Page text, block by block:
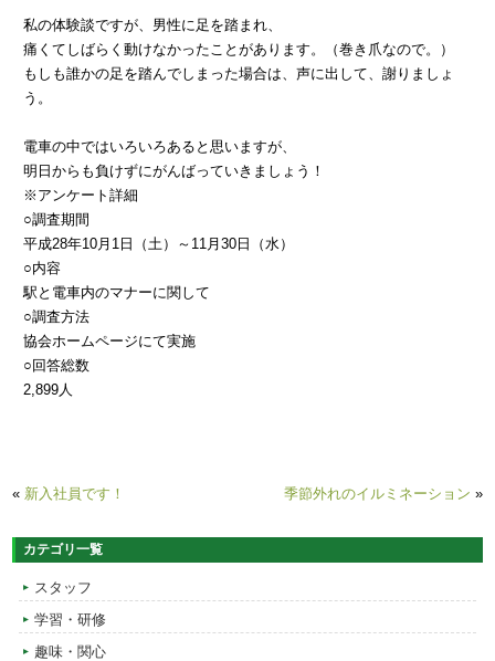
私の体験談ですが、男性に足を踏まれ、
痛くてしばらく動けなかったことがあります。（巻き爪なので。）
もしも誰かの足を踏んでしまった場合は、声に出して、謝りましょ
う。
電車の中ではいろいろあると思いますが、
明日からも負けずにがんばっていきましょう！
※アンケート詳細
○調査期間
平成28年10月1日（土）～11月30日（水）
○内容
駅と電車内のマナーに関して
○調査方法
協会ホームページにて実施
○回答総数
2,899人
« 新入社員です！ 季節外れのイルミネーション »
カテゴリ一覧
スタッフ
学習・研修
趣味・関心